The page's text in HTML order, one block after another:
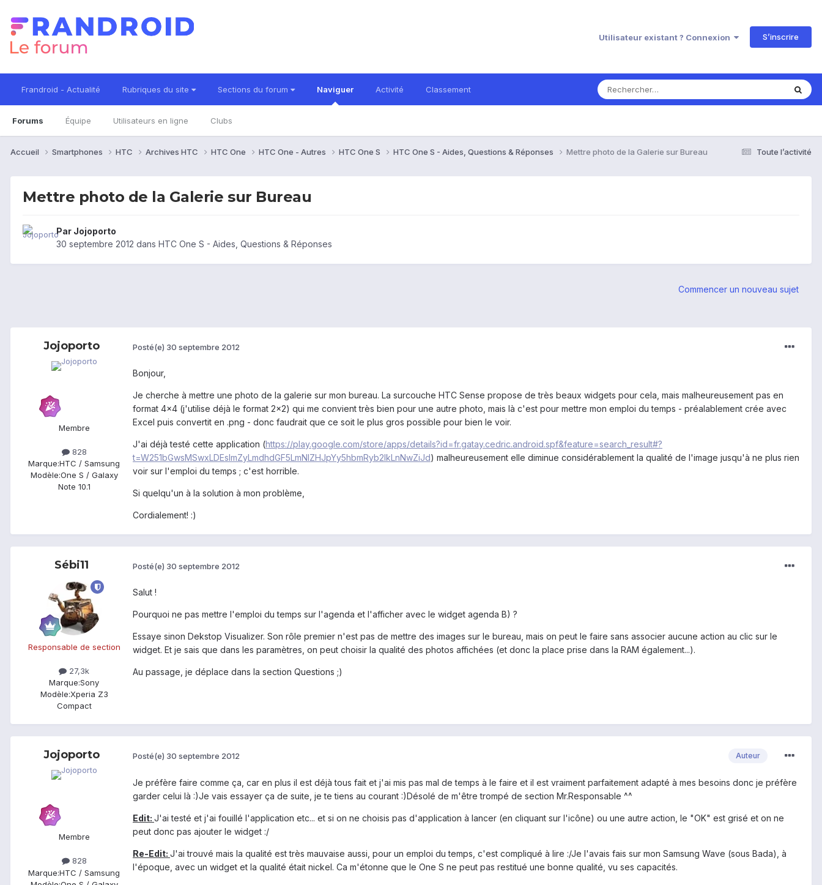
Utilisateur existant ? Connexion S’inscrire
Frandroid - Actualité Rubriques du site Sections du forum Naviguer
Forums Équipe Utilisateurs en ligne Clubs
Activité Classement
Toute l’activité
Accueil Smartphones HTC Archives HTC HTC One HTC One - Autres HTC One S HTC One S - Aides, Questions & Réponses Mettre photo de la Galerie sur Bureau
Mettre photo de la Galerie sur Bureau
Par Jojoporto
30 septembre 2012 dans HTC One S - Aides, Questions & Réponses
Commencer un nouveau sujet
Jojoporto
Membre
828
Marque:HTC / Samsung
Modèle:One S / Galaxy
Note 10.1
Posté(e) 30 septembre 2012
Bonjour,
Je cherche à mettre une photo de la galerie sur mon bureau. La surcouche HTC Sense propose de très beaux widgets pour cela, mais malheureusement pas en
format 4x4 (j'utilise déjà le format 2x2) qui me convient très bien pour une autre photo, mais là c'est pour mettre mon emploi du temps - préalablement crée avec
Excel puis convertit en .png - donc faudrait que ce soit le plus gros possible pour bien le voir.
J'ai déjà testé cette application (https://play.google.com/store/apps/details?id=fr.gatay.cedric.android.spf&feature=search_result#?
t=W251bGwsMSwxLDEsImZyLmdhdGF5LmNlZHJpYy5hbmRyb2lkLnNwZiJd) malheureusement elle diminue considérablement la qualité de l'image jusqu'à ne plus rien
voir sur l'emploi du temps ; c'est horrible.
Si quelqu'un à la solution à mon problème,
Cordialement! :)
Sébi11
Responsable de section
27,3k
Marque:Sony
Modèle:Xperia Z3
Compact
Posté(e) 30 septembre 2012
Salut !
Pourquoi ne pas mettre l'emploi du temps sur l'agenda et l'afficher avec le widget agenda B) ?
Essaye sinon Dekstop Visualizer. Son rôle premier n'est pas de mettre des images sur le bureau, mais on peut le faire sans associer aucune action au clic sur le
widget. Et je sais que dans les paramètres, on peut choisir la qualité des photos affichées (et donc la place prise dans la RAM également...).
Au passage, je déplace dans la section Questions ;)
Jojoporto
Membre
828
Marque:HTC / Samsung
Auteur
Posté(e) 30 septembre 2012
Je préfère faire comme ça, car en plus il est déjà tous fait et j'ai mis pas mal de temps à le faire et il est vraiment parfaitement adapté à mes besoins donc je préfère
garder celui là :)Je vais essayer ça de suite, je te tiens au courant :)Désolé de m'être trompé de section Mr.Responsable ^^
Edit: J'ai testé et j'ai fouillé l'application etc... et si on ne choisis pas d'application à lancer (en cliquant sur l'icône) ou une autre action, le "OK" est grisé et on ne
peut donc pas ajouter le widget :/
Re-Edit: J'ai trouvé mais la qualité est très mauvaise aussi, pour un emploi du temps, c'est compliqué à lire :/Je l'avais fais sur mon Samsung Wave (sous Bada), à
l'époque, avec un widget et la qualité était nickel. Ca m'étonne que le One S ne peut pas restitué une bonne qualité, vu ses capacités.